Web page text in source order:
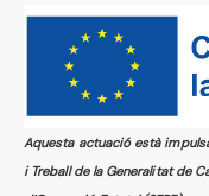
Aquesta actuació està
i Treball de la Generalitat de